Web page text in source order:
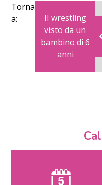
Torna
a:
Il wrestling
visto da un
bambino di 6
anni